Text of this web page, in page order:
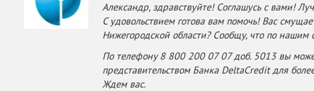
Александр, здравствуйте! Соглашусь с вами!
С удовольствием готова вам помочь! Вас
Нижегородской области? Сообщу, что по нашим
По телефону 8 800 200 07 07 доб. 5013 вы
представительством Банка DeltaCredit для
Ждем вас.